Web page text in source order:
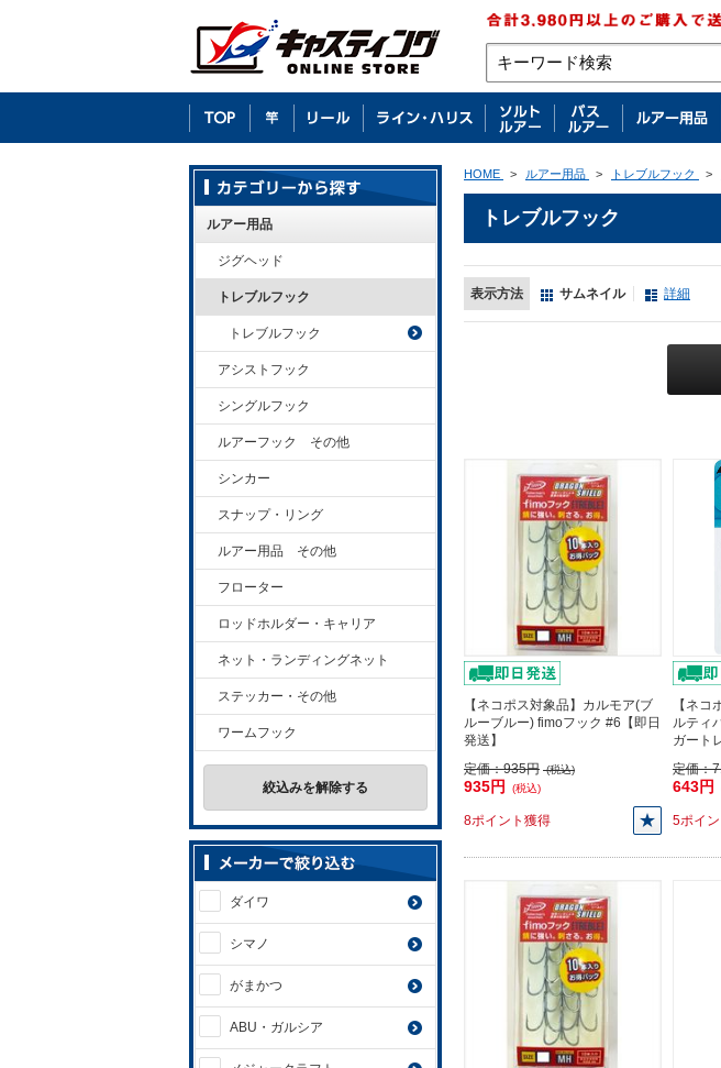
HOME > ルアー用品 > トレブルフック >
トレブルフック
表示方法 サムネイル 詳細
【ネコポス対象品】カルモア(ブ
ルーブルー) fimoフック #6【即日
発送】
定価：935円 (税込)
935円 (税込)
8ポイント獲得
【ネコ
ルティ
ガート
定価：
643円
5ポイ
ルアー用品
ジグヘッド
トレブルフック
トレブルフック
アシストフック
シングルフック
ルアーフック その他
シンカー
スナップ・リング
ルアー用品 その他
フローター
ロッドホルダー・キャリア
ネット・ランディングネット
ステッカー・その他
ワームフック
絞込みを解除する
ダイワ
シマノ
がまかつ
ABU・ガルシア